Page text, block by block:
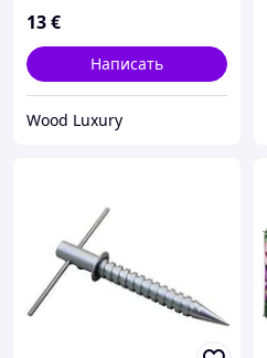
13€
Написать
Wood Luxury